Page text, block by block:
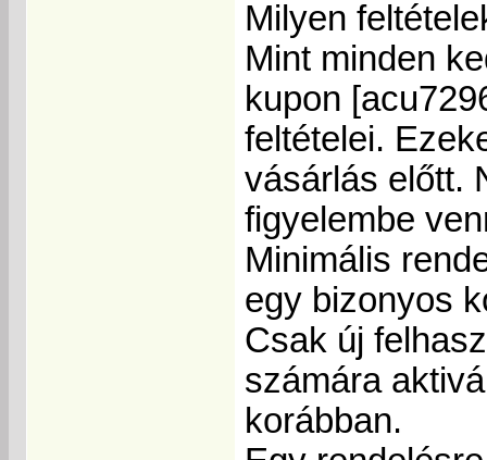
Milyen
Mint minden
kupon
feltételei.
vásárlás előtt.
figyelembe
Minimális
egy bizonyos
Csak új
számára
korábban.